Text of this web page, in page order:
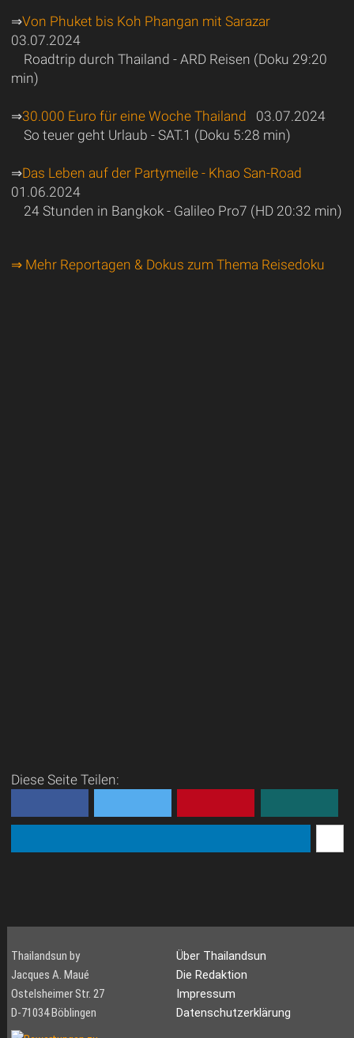
⇒Von Phuket bis Koh Phangan mit Sarazar
03.07.2024
Roadtrip durch Thailand - ARD Reisen (Doku 29:20
min)
⇒30.000 Euro für eine Woche Thailand 03.07.2024
So teuer geht Urlaub - SAT.1 (Doku 5:28 min)
⇒Das Leben auf der Partymeile - Khao San-Road
01.06.2024
24 Stunden in Bangkok - Galileo Pro7 (HD 20:32 min)
⇒ Mehr Reportagen & Dokus zum Thema Reisedoku
Diese Seite Teilen:
Thailandsun by
Jacques A. Maué
Ostelsheimer Str. 27
D-71034 Böblingen
Über Thailandsun
Die Redaktion
Impressum
Datenschutzerklärung